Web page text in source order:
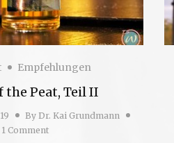
Empfehlungen
the Peat, Teil II
By Dr. Kai Grundmann
1 Comment